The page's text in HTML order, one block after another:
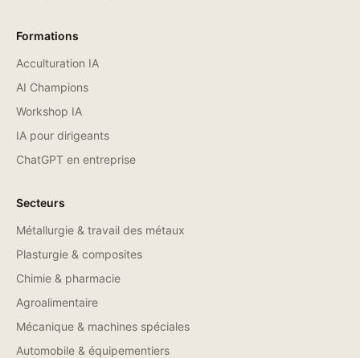
Formations
Acculturation IA
AI Champions
Workshop IA
IA pour dirigeants
ChatGPT en entreprise
Secteurs
Métallurgie & travail des métaux
Plasturgie & composites
Chimie & pharmacie
Agroalimentaire
Mécanique & machines spéciales
Automobile & équipementiers